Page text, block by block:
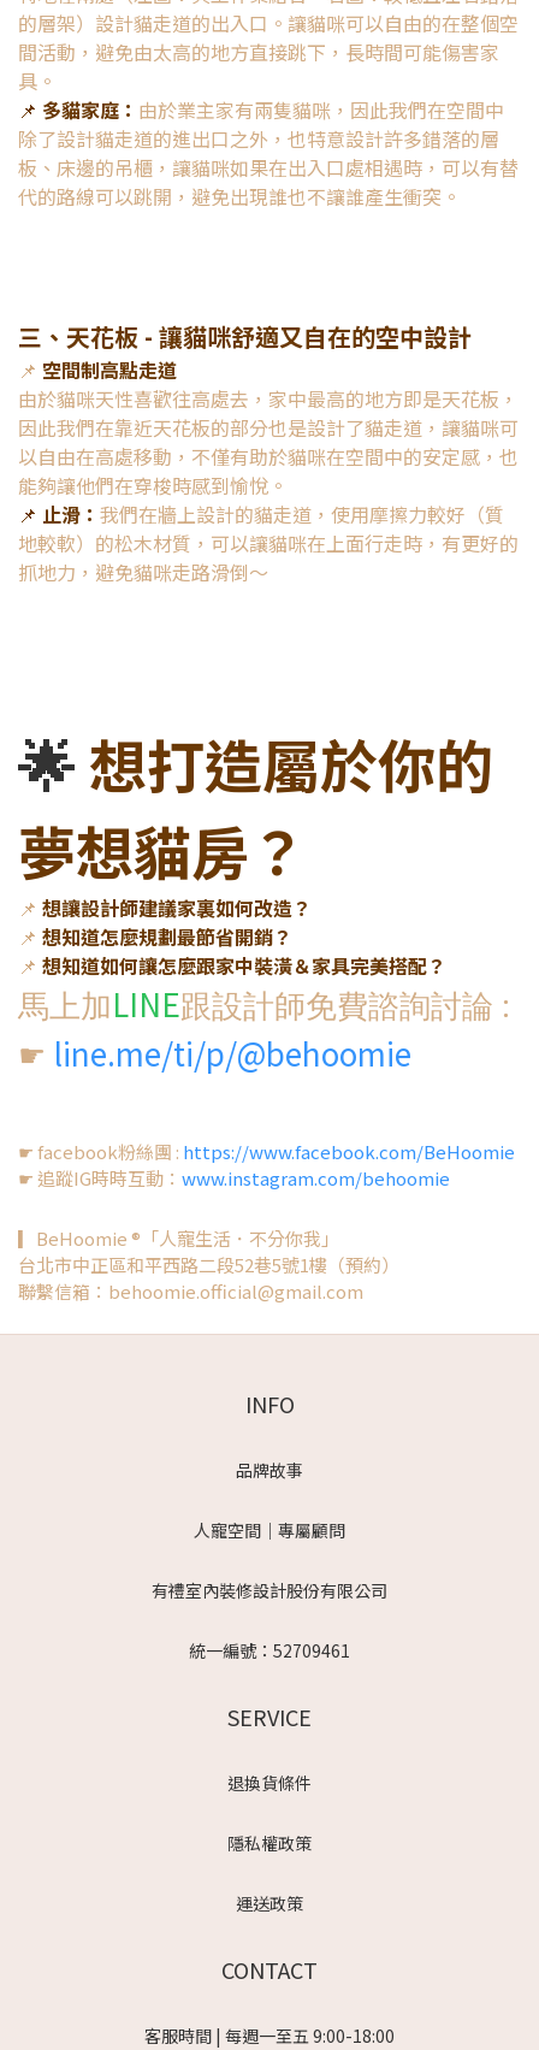
的層架）設計貓走道的出入口。讓貓咪可以自由的在整個空
間活動，避免由太高的地方直接跳下，長時間可能傷害家
具。
📌 多貓家庭： 由於業主家有兩隻貓咪，因此我們在空間中
除了設計貓走道的進出口之外，也特意設計許多錯落的層
板、床邊的吊櫃，讓貓咪如果在出入口處相遇時，可以有替
代的路線可以跳開，避免出現誰也不讓誰產生衝突。
三、天花板 - 讓貓咪舒適又自在的空中設計
📌 空間制高點走道
由於貓咪天性喜歡往高處去，家中最高的地方即是天花板，
因此我們在靠近天花板的部分也是設計了貓走道，讓貓咪可
以自由在高處移動，不僅有助於貓咪在空間中的安定感，也
能夠讓他們在穿梭時感到愉悅。
📌 止滑： 我們在牆上設計的貓走道，使用摩擦力較好（質
地較軟）的松木材質，可以讓貓咪在上面行走時，有更好的
抓地力，避免貓咪走路滑倒～
🌟想打造屬於你的
夢想貓房？
📌 想讓設計師建議家裏如何改造？
📌 想知道怎麼規劃最節省開銷？
📌 想知道如何讓怎麼跟家中裝潢＆家具完美搭配？
馬上加LINE跟設計師免費諮詢討論 :
☛ line.me/ti/p/@behoomie
☛ facebook粉絲團 : https://www.facebook.com/BeHoomie
☛ 追蹤IG時時互動： www.instagram.com/behoomie
▎BeHoomie ®「人寵生活．不分你我」
台北市中正區和平西路二段52巷5號1樓（預約）
聯繫信箱：behoomie.official@gmail.com
INFO
品牌故事
人寵空間｜專屬顧問
有禮室內裝修設計股份有限公司
統一編號：52709461
SERVICE
退換貨條件
隱私權政策
運送政策
CONTACT
客服時間 | 每週一至五 9:00-18:00